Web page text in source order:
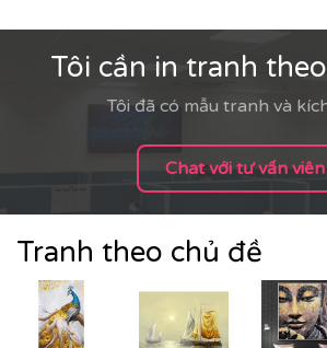
Tôi cần in tranh
Tôi đã có mẫu tranh và
Chat với tư vấn viên
Tranh theo chủ đề